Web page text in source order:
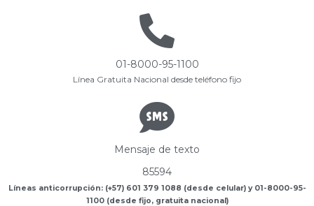
01-8000-95-1100
Línea Gratuita Nacional desde teléfono fijo
Mensaje de texto
85594
Líneas anticorrupción: (+57) 601 379 1088 (desde celular) y 01-8000-95-
1100 (desde fijo, gratuita nacional)